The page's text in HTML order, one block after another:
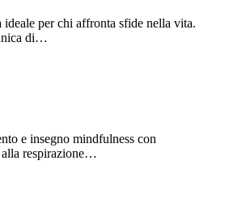
ideale per chi affronta sfide nella vita.
di…
e insegno mindfulness con
alla respirazione…